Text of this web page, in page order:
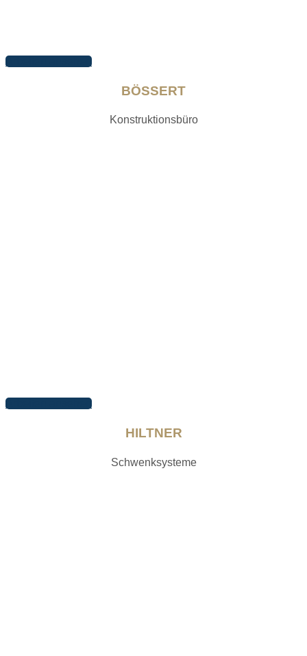
Arbeiten ansehen
BÖSSERT
Konstruktionsbüro
Arbeiten ansehen
HILTNER
Schwenksysteme